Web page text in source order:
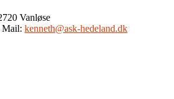
Vanløse
Mail: kenneth@ask-hedeland.dk